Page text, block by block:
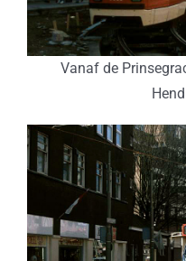
Vanaf de